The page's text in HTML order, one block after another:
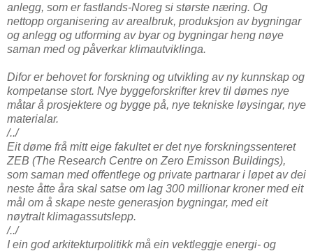
anlegg, som er fastlands-Noreg si største næring. Og
nettopp organisering av arealbruk, produksjon av bygningar
og anlegg og utforming av byar og bygningar heng nøye
saman med og påverkar klimautviklinga.
Difor er behovet for forskning og utvikling av ny kunnskap og
kompetanse stort. Nye byggeforskrifter krev til dømes nye
måtar å prosjektere og bygge på, nye tekniske løysingar, nye
materialar.
/../
Eit døme frå mitt eige fakultet er det nye forskningssenteret
ZEB (The Research Centre on Zero Emisson Buildings),
som saman med offentlege og private partnarar i løpet av dei
neste åtte åra skal satse om lag 300 millionar kroner med eit
mål om å skape neste generasjon bygningar, med eit
nøytralt klimagassutslepp.
/../
I ein god arkitekturpolitikk må ein vektleggje energi- og